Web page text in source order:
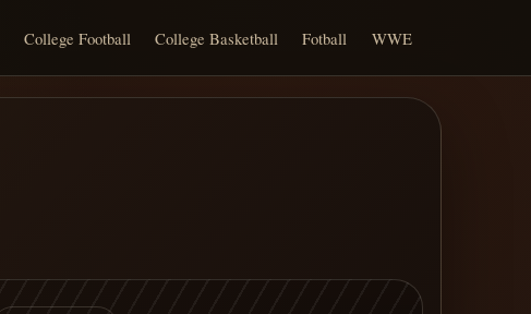
College Football College Basketball Fotball WWE